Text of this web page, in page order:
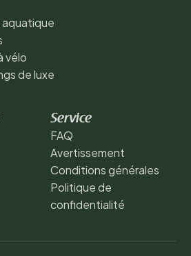
aquatique
vélo
de luxe
Service
FAQ
Avertissement
Conditions générales
Politique de
confidentialité